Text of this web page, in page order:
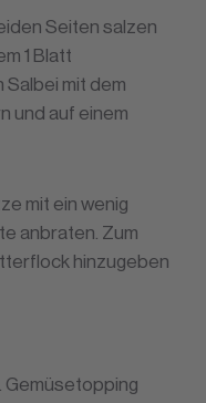
Seiten salzen
1 Blatt
Salbei mit dem
und auf einem
mit ein wenig
anbraten. Zum
hinzugeben
Gemüsetopping